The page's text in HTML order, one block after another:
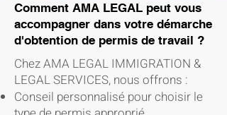
Comment AMA LEGAL peut vous
accompagner dans votre démarche
d'obtention de permis de travail ?
Chez AMA LEGAL IMMIGRATION &
LEGAL SERVICES, nous offrons :
Conseil personnalisé pour choisir le